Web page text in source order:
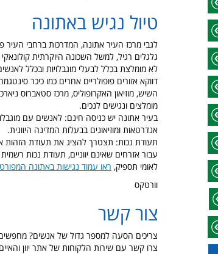
טיול נגיש באתונה
לגבי מרכז העיר אתונה, המדרכות ברחבי
גלגלים רגיל, למשל השכונה היוקרתית
לא מומלצת בכלל לבעלי מוגבלויות ובכלל
דווקא אזורים פופולריים אחרים כמו כיכר
השיש, מוזיאון האקרופוליס, מרכז סטאברוס
מומלצים ונגישים לנכים.
בעיר אתונה יש כניסה חינם: לאנשים עם
אנדרטאות ומוזיאונים בבעלות המדינה היוונית.
תעודת נכות: תצטרך להציג את תעודת הזהות
עבור אזרחים שאינם יווניים, תעודת נכות
לאומי תספיק, ראו עמוד נגישות באתונה המפורט
וורטקס
צור קשר
צריכים הסעה למספר גדול של אנשים? מחפשים
צרו קשר עם שירות הלקוחות של אתר יוון